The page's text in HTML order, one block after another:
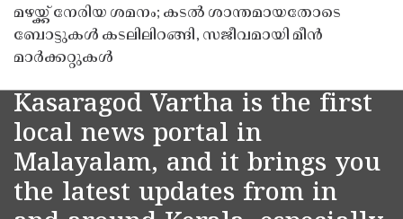
മഴയ്ക്ക് നേരിയ ശമനം; കടൽ ശാന്തമായതോടെ
ബോട്ടുകൾ കടലിലിറങ്ങി, സജീവമായി മീൻ
മാർക്കറ്റുകൾ
Kasaragod Vartha is the first
local news portal in
Malayalam, and it brings you
the latest updates from in